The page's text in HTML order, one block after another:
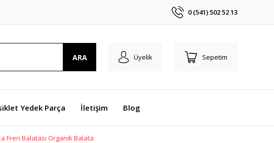
0 (541) 502 52 13
ARA Üyelik Sepetim
Yedek Parça İletişim Blog
Fren Balatası Organik Balata